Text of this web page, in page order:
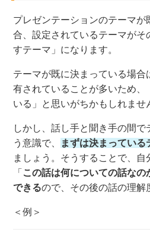
プレゼンテーションのテーマが
合、設定されているテーマがそ
すテーマ 」 になります。
テーマが既に決まっている場
有されていることが多いため、
いる」と 思いがちかもしれませ
しかし、話し手と聞き手の間
う意識で、
まずは決まっている
ましょう。 そうすることで、自
「 この話は何についての話なの
できるので、 その後の話の理解
＜例＞